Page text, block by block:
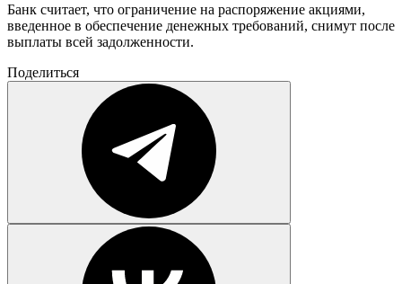
Банк считает, что ограничение на распоряжение акциями,
введенное в обеспечение денежных требований, снимут после
выплаты всей задолженности.
Поделиться